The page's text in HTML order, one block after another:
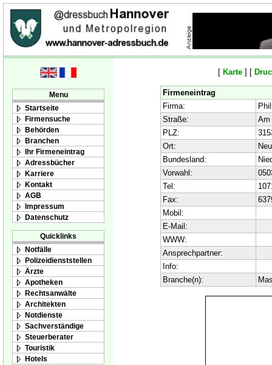
Menu
Startseite
Firmensuche
Behörden
Branchen
Ihr Firmeneintrag
Adressbücher
Karriere
Kontakt
AGB
Impressum
Datenschutz
Quicklinks
Notfälle
Polizeidienststellen
Ärzte
Apotheken
Rechtsanwälte
Architekten
Notdienste
Sachverständige
Steuerberater
Touristik
Hotels
[ Karte ] [
Firmeneintrag
Firma:
Straße:
Am
PLZ:
Ort:
Bundesland:
Vorwahl:
Tel:
Fax:
Mobil:
E-Mail:
WWW:
Ansprechpartner:
Info:
Branche(n):